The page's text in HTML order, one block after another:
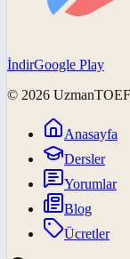
İndirGoogle Play
© 2026
Anasayfa
Dersler
Yorumlar
Blog
Ücretler